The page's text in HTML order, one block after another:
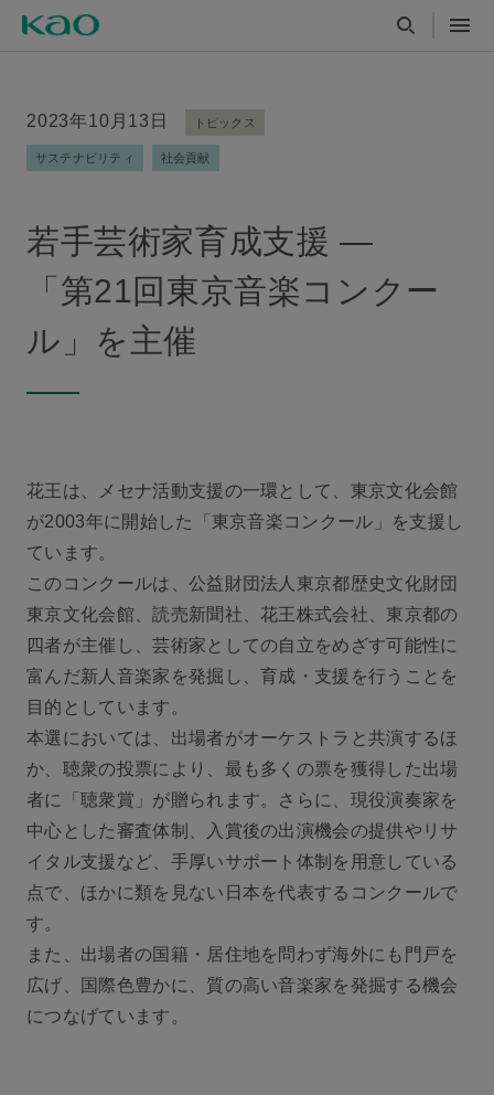
2023年10 月13日 トピックス
サステナビリティ 社会貢献
若手芸術家育成支援 ―
「第21回東京音楽コンクー
ル」を主催
花王は、メセナ活動支援の一環として、東京文化会館
が2003年に開始した「東京音楽コンクール」を支援し
ています。
このコンクールは、公益財団法人東京都歴史文化財団
東京文化会館、読売新聞社、花王株式会社、東京都の
四者が主催し、芸術家としての自立をめざす可能性に
富んだ新人音楽家を発掘し、育成・支援を行うことを
目的としています。
本選においては、出場者がオーケストラと共演するほ
か、聴衆の投票により、最も多くの票を獲得した出場
者に「聴衆賞」が贈られます。さらに、現役演奏家を
中心とした審査体制、入賞後の出演機会の提供やリサ
イタル支援など、手厚いサポート体制を用意している
点で、ほかに類を見ない日本を代表するコンクールで
す。
また、出場者の国籍・居住地を問わず海外にも門戸を
広げ、国際色豊かに、質の高い音楽家を発掘する機会
につなげています。